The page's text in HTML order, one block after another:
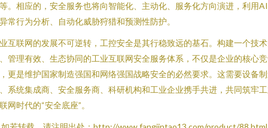
。相应的，安全服务也将向智能化、主动化、服务化方向演进，利用
常行为分析、自动化威胁狩猎和预测性防护。
互联网的发展不可逆转，工控安全是其行稳致远的基石。构建一个技
管理有效、生态协同的工业互联网安全服务体系，不仅是企业的核心
更是维护国家制造强国和网络强国战略安全的必然要求。这需要设备
系统集成商、安全服务商、科研机构和工业企业携手共进，共同筑牢
网时代的“安全底座”。